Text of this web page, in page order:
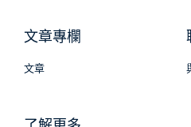
文章專欄
文章